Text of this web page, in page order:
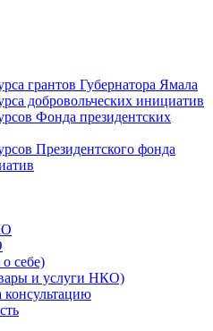
грантов Губернатора Ямала
добровольческих инициатив
Фонда президентских
Президентского фонда
себе)
и услуги НКО)